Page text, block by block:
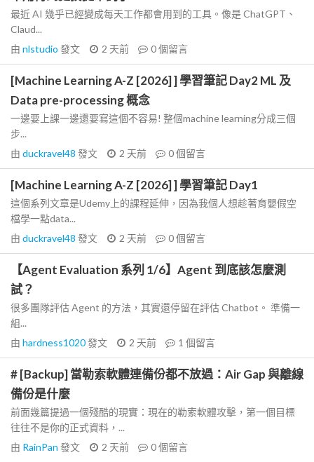
最近 AI 幾乎已經變成每天工作都會用到的工具。像是 ChatGPT、
Claud...
由 nlstudio 發文 2 天前 0個留言
[Machine Learning A-Z [2026] ] 學習筆記 Day2 ML 及
Data pre-processing 概念
一邊要上課一邊還要寫這個不容易! 整個machine learning分成三個
步...
由 duckravel48 發文 2 天前 0個留言
[Machine Learning A-Z [2026] ] 學習筆記 Day1
這個系列文章是Udemy上的課程延伸，因為我個人想趁著育嬰假空
檔學一點data...
由 duckravel48 發文 2 天前 0個留言
【Agent Evaluation 系列 1/6】Agent 到底該怎麼測
試？
很多團隊評估 Agent 的方法，其實還停留在評估 Chatbot。 準備一
組...
由 hardness1020發文 2 天前 1 個留言
# [Backup] 當勒索軟體連備份都不放過：Air Gap 與離線
備份是什麼
前面幾篇提過一個殘酷的現實：現在的勒索軟體攻擊，第一個目標
往往不是你的正式資料，...
由 RainPan 發文 2 天前 0個留言